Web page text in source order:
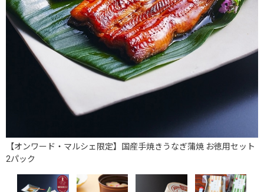
【オンワード・マルシェ限定】国産手焼きうなぎ蒲焼 お徳用セット
2パック